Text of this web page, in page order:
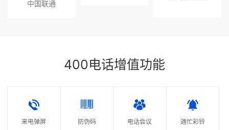
中国联通
400电话增值功能
来电弹屏 防伪码 电话会议 遇忙彩铃